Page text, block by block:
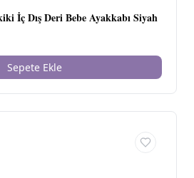
İç Dış Deri Bebe Ayakkabı Siyah
Sepete Ekle